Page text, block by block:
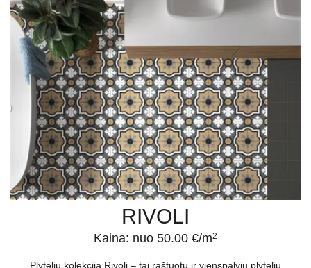
RIVOLI
Kaina: nuo 50.00 €/m2
Plytelių kolekcija Rivoli – tai raštuotų ir vienspalvių plytelių